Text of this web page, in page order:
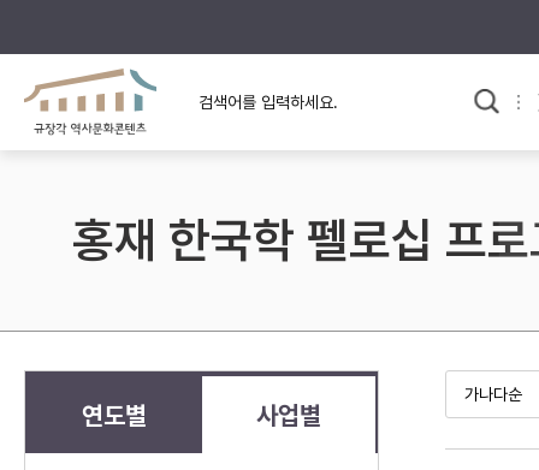
규장각의 어제와 오늘
규장각 소개영상
사료와 문학으로 본
고대
고려
조선 후기
근대
홍재 한국학 펠로십 프
연도별 사업별